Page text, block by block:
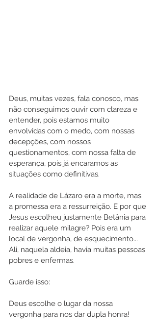
Deus, muitas vezes, fala conosco, mas
não conseguimos ouvir com clareza e
entender, pois estamos muito
envolvidas com o medo, com nossas
decepções, com nossos
questionamentos, com nossa falta de
esperança, pois já encaramos as
situações como definitivas.
A realidade de Lázaro era a morte, mas
a promessa era a ressurreição. E por que
Jesus escolheu justamente Betânia para
realizar aquele milagre? Pois era um
local de vergonha, de esquecimento...
Ali, naquela aldeia, havia muitas pessoas
pobres e enfermas.
Guarde isso:
Deus escolhe o lugar da nossa
vergonha para nos dar dupla honra!